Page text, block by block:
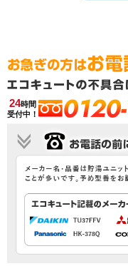
24時間
受付中！